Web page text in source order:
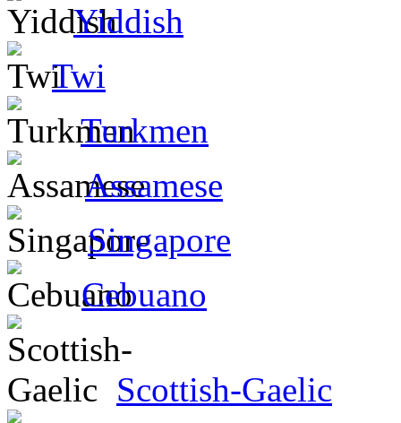
Yiddish
Twi
Turkmen
Assamese
Singapore
Cebuano
Scottish-Gaelic